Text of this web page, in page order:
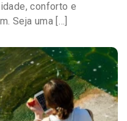
conforto e
Seja uma […]